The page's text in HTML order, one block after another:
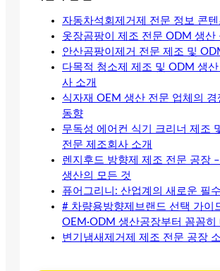
자동차석회제거제 전문 정보 콘텐
옷장곰팡이 제조 전문 ODM 생산
안산곰팡이제거 전문 제조 및
다목적 청소제 제조 및 ODM 생산
사 소개
식자재 OEM 생산 전문 업체의
동향
무독성 에어컨 식기 크리너 제조
전문 제조회사 소개
렌지후드 방향제 제조 전문 공장
생산의 모든 것
퓨어그리니: 산업계의 새로운 필
# 차량용방향제브랜드 선택 가이
OEM·ODM 생산공장부터 꼼꼼히
변기냄새제거제 제조 전문 공장